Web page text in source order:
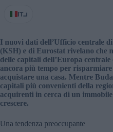
IT
I nuovi dati dell’Ufficio centrale
(KSH) e di Eurostat rivelano che
delle capitali dell’Europa
ancora più tempo per
acquistare una casa. Mentre
capitali più convenienti della
acquirenti in cerca di un
crescere.
Una tendenza preoccupante